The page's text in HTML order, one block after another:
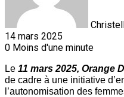
14 mars 2025
0 Moins d'une minute
Le 11 mars 2025, Orange
de cadre à une initiative
l’autonomisation des